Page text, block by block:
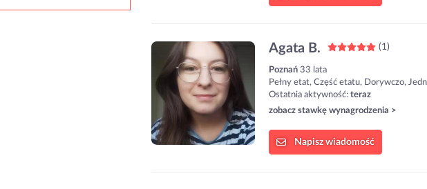
Agata B. (1)
Poznań 33 lata
Pełny etat, Część etatu, Dorywczo,
Ostatnia aktywność: teraz
zobacz stawkę wynagrodzenia >
Napisz wiadomość